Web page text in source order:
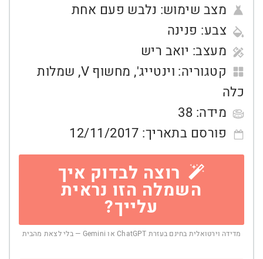
מצב שימוש: נלבש פעם אחת
צבע: פנינה
מעצב: יואב ריש
קטגוריה: וינטייג', מחשוף V , שמלות
כלה
מידה: 38
פורסם בתאריך: 12/11/2017
רוצה לבדוק איך
השמלה הזו נראית
עלייך?
מדידה וירטואלית בחינם בעזרת ChatGPT או Gemini — בלי לצאת מהבית